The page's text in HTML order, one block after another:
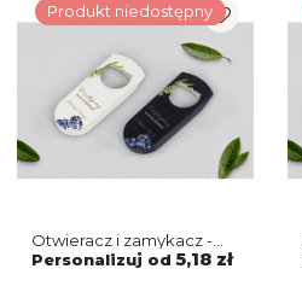
Produkt niedostępny
Otwieracz i zamykacz -
Dream Motyw 4
Personalizuj od 5,18 zł